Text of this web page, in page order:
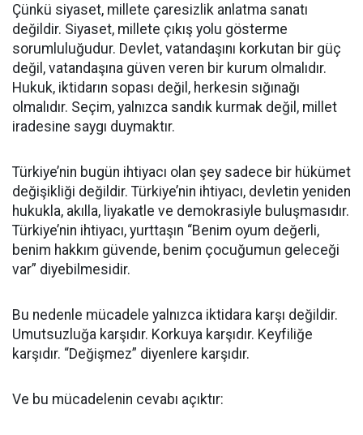
Çünkü siyaset, millete çaresizlik anlatma sanatı
değildir. Siyaset, millete çıkış yolu gösterme
sorumluluğudur. Devlet, vatandaşını korkutan bir güç
değil, vatandaşına güven veren bir kurum olmalıdır.
Hukuk, iktidarın sopası değil, herkesin sığınağı
olmalıdır. Seçim, yalnızca sandık kurmak değil, millet
iradesine saygı duymaktır.
Türkiye’nin bugün ihtiyacı olan şey sadece bir hükümet
değişikliği değildir. Türkiye’nin ihtiyacı, devletin yeniden
hukukla, akılla, liyakatle ve demokrasiyle buluşmasıdır.
Türkiye’nin ihtiyacı, yurttaşın “Benim oyum değerli,
benim hakkım güvende, benim çocuğumun geleceği
var” diyebilmesidir.
Bu nedenle mücadele yalnızca iktidara karşı değildir.
Umutsuzluğa karşıdır. Korkuya karşıdır. Keyfiliğe
karşıdır. “Değişmez” diyenlere karşıdır.
Ve bu mücadelenin cevabı açıktır: